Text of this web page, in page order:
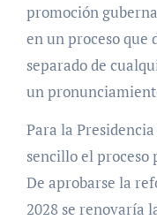
promoción
en un proceso que
separado de
un
Para la
sencillo el proceso
De aprobarse la
2028 se renovaría